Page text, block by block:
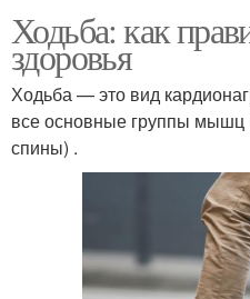
Ходьба: как
здоровья
Ходьба — это вид
все основные группы мышц
спины) .